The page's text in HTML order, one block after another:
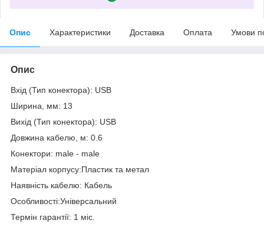
Опис Характеристики Доставка Оплата Умови
Опис
Вхід (Тип конектора): USB
Ширина, мм: 13
Вихід (Тип конектора): USB
Довжина кабелю, м: 0.6
Конектори: male - male
Матеріал корпусу:Пластик та метал
Наявність кабелю: Кабель
Особливості:Універсальний
Термін гарантії: 1 міс.